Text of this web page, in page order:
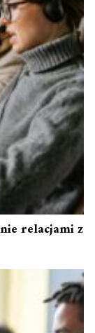
relacjami z